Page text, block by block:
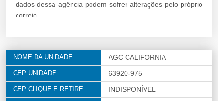
dados dessa agência podem sofrer alterações pelo próprio
correio.
NOME DA UNIDADE AGC CALIFORNIA
CEP UNIDADE 63920-975
CEP CLIQUE E RETIRE INDISPONÍVEL